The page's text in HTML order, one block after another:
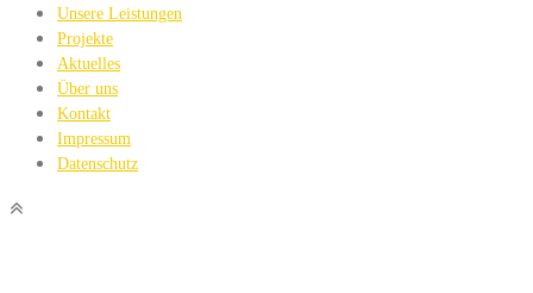
Unsere Leistungen
Projekte
Aktuelles
Über uns
Kontakt
Impressum
Datenschutz